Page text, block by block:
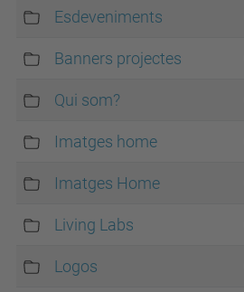
Esdeveniments
Banners projectes
Qui som?
Imatges home
Imatges Home
Living Labs
Logos